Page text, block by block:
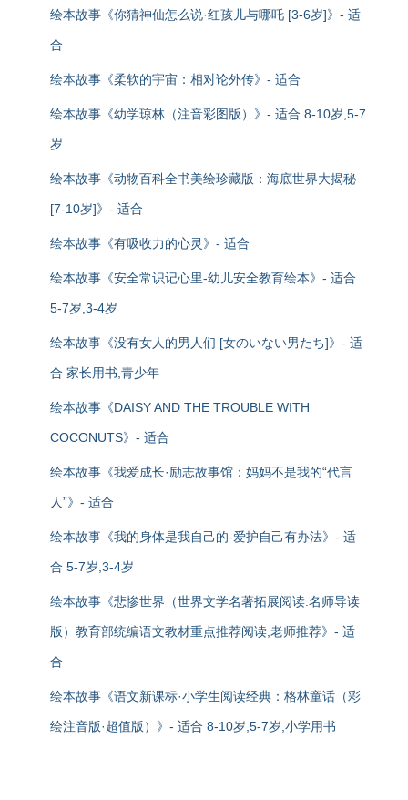
绘本故事《你猜神仙怎么说·红孩儿与哪吒 [3-6岁]》- 适
合
绘本故事《柔软的宇宙：相对论外传》- 适合
绘本故事《幼学琼林（注音彩图版）》- 适合 8-10岁,5-7
岁
绘本故事《动物百科全书美绘珍藏版：海底世界大揭秘
[7-10岁]》- 适合
绘本故事《有吸收力的心灵》- 适合
绘本故事《安全常识记心里-幼儿安全教育绘本》- 适合
5-7岁,3-4岁
绘本故事《没有女人的男人们 [女のいない男たち]》- 适
合 家长用书,青少年
绘本故事《DAISY AND THE TROUBLE WITH
COCONUTS》- 适合
绘本故事《我爱成长·励志故事馆：妈妈不是我的“代言
人”》- 适合
绘本故事《我的身体是我自己的-爱护自己有办法》- 适
合 5-7岁,3-4岁
绘本故事《悲惨世界（世界文学名著拓展阅读:名师导读
版）教育部统编语文教材重点推荐阅读,老师推荐》- 适
合
绘本故事《语文新课标·小学生阅读经典：格林童话（彩
绘注音版·超值版）》- 适合 8-10岁,5-7岁,小学用书